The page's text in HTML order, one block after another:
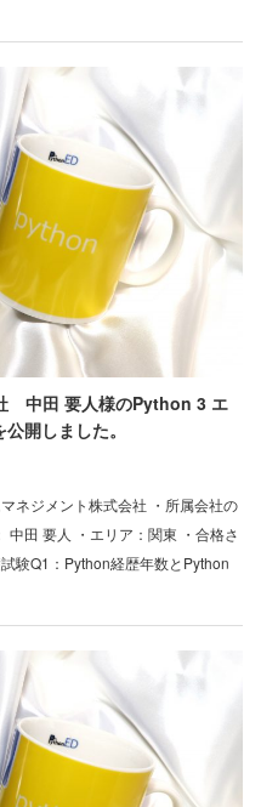
中田 要人様のPython 3 エ
開しました。
ネジメント株式会社 ・所属会社の
田 要人 ・エリア：関東 ・合格さ
験Q1：Python経歴年数とPython